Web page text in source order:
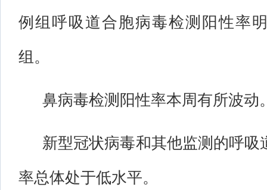
例组呼吸道合胞病毒检测阳性率
组。
鼻病毒检测阳性率本周有所波动
新型冠状病毒和其他监测的呼
率总体处于低水平。